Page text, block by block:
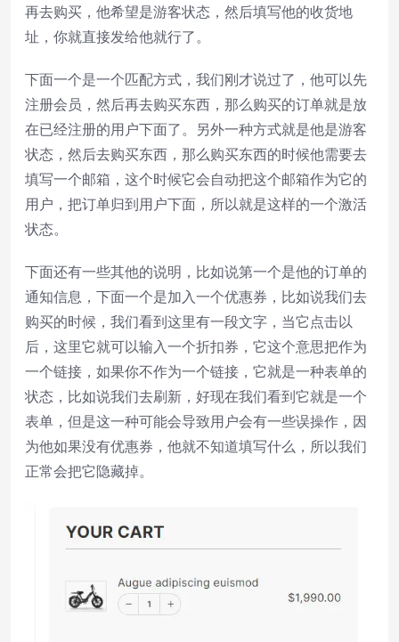
再去购买，他希望是游客状态，然后填写他的收货地
址，你就直接发给他就行了。
下面一个是一个匹配方式，我们刚才说过了，他可以先
注册会员，然后再去购买东西，那么购买的订单就是放
在已经注册的用户下面了。另外一种方式就是他是游客
状态，然后去购买东西，那么购买东西的时候他需要去
填写一个邮箱，这个时候它会自动把这个邮箱作为它的
用户，把订单归到用户下面，所以就是这样的一个激活
状态。
下面还有一些其他的说明，比如说第一个是他的订单的
通知信息，下面一个是加入一个优惠券，比如说我们去
购买的时候，我们看到这里有一段文字，当它点击以
后，这里它就可以输入一个折扣券，它这个意思把作为
一个链接，如果你不作为一个链接，它就是一种表单的
状态，比如说我们去刷新，好现在我们看到它就是一个
表单，但是这一种可能会导致用户会有一些误操作，因
为他如果没有优惠券，他就不知道填写什么，所以我们
正常会把它隐藏掉。